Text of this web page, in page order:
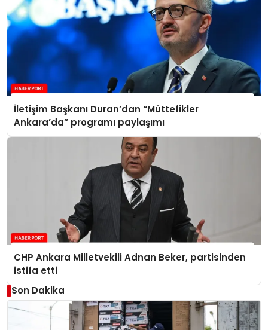
İletişim Başkanı Duran’dan “Müttefikler
Ankara’da” programı paylaşımı
CHP Ankara Milletvekili Adnan Beker, partisinden
istifa etti
Son Dakika